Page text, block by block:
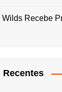
Wilds Recebe